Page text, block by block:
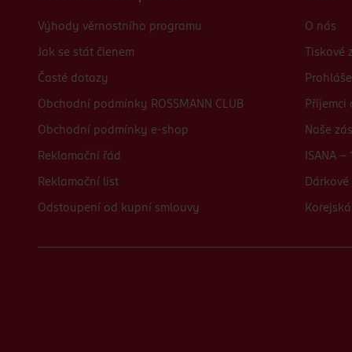
Výhody věrnostního programu
Jak se stát členem
Časté dotazy
Obchodní podmínky ROSSMANN CLUB
Obchodní podmínky e-shop
Reklamační řád
Reklamační list
Odstoupení od kupní smlouvy
O nás
Tiskové
Příjemci
Naše
ISANA